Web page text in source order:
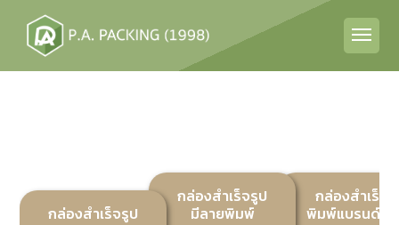
กล่องสำเร็จรูป
กล่องสำเร็จรูป
มีลายพิมพ์
กล่องสำเร็จ
พิมพ์แบรนด์ลู